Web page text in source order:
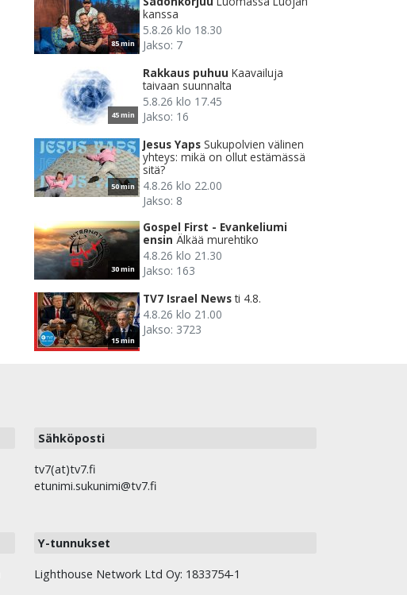
85 min
kanssa
5.8.26 klo 18.30
Jakso: 7
45 min
Rakkaus puhuu Kaavailuja
taivaan suunnalta
5.8.26 klo 17.45
Jakso: 16
50 min
Jesus Yaps Sukupolvien välinen
yhteys: mikä on ollut estämässä
sitä?
4.8.26 klo 22.00
Jakso: 8
30 min
Gospel First - Evankeliumi
ensin Älkää murehtiko
4.8.26 klo 21.30
Jakso: 163
15 min
TV7 Israel News ti 4.8.
4.8.26 klo 21.00
Jakso: 3723
Sähköposti
tv7(at)tv7.fi
etunimi.sukunimi@tv7.fi
Y-tunnukset
Lighthouse Network Ltd Oy: 1833754-1